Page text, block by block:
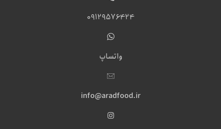
09129576424
واتساپ
info@aradfood.ir